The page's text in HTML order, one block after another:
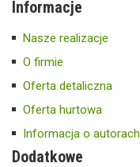
Informacje
Nasze realizacje
O firmie
Oferta detaliczna
Oferta hurtowa
Informacja o autorach
Dodatkowe